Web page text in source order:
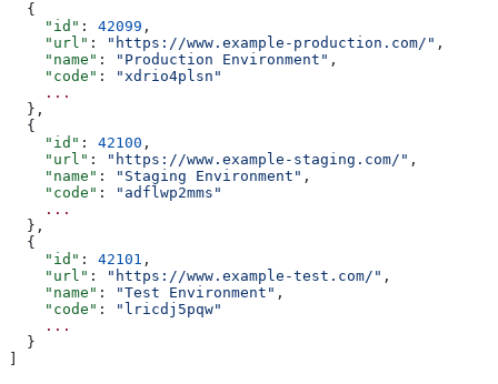
  {
    "id"
: 42099 ,
    "url"
: "https://www.example-production.com/" ,
    "name"
: "Production Environment" ,
    "code"
:
"xdrio4plsn"
    ...
  },
  {
    "id"
: 42100 ,
    "url"
: "https://www.example-staging.com/" ,
    "name"
: "Staging Environment" ,
    "code"
:
"adflwp2mms"
    ...
  },
  {
    "id"
: 42101 ,
    "url"
: "https://www.example-test.com/" ,
    "name"
: "Test Environment" ,
    "code"
:
"lricdj5pqw"
    ...
  }